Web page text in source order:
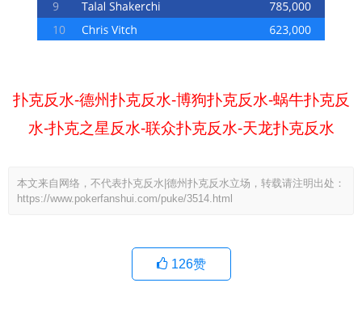
扑克反水-德州扑克反水-博狗扑克反水-蜗牛扑克反
水-扑克之星反水-联众扑克反水-天龙扑克反水
本文来自网络，不代表扑克反水|德州扑克反水立场，转载请注明出处：
https://www.pokerfanshui.com/puke/3514.html
126赞